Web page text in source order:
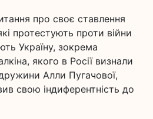
про своє ставлення
протестують проти війни
Україну, зокрема
якого в Росії визнали
Алли Пугачової,
свою індиферентність до